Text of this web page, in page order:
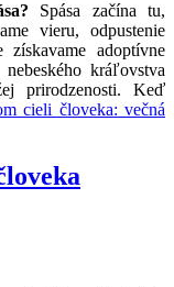
Spása začína tu,
vieru, odpustenie
adoptívne
kráľovstva
prirodzenosti. Keď
cieli človeka: večná